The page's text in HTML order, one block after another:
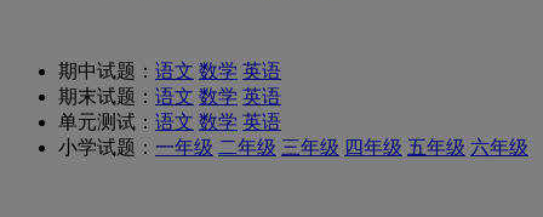
期中试题： 语文 数学 英语
期末试题： 语文 数学 英语
单元测试： 语文 数学 英语
小学试题： 一年级 二年级 三年级 四年级 五年级 六年级